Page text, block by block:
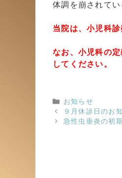
体調を崩されて
当院は、小児科
なお、小児科の
してください。
カ
テ
ゴ
お知らせ
９月休診日のお
急性虫垂炎の初